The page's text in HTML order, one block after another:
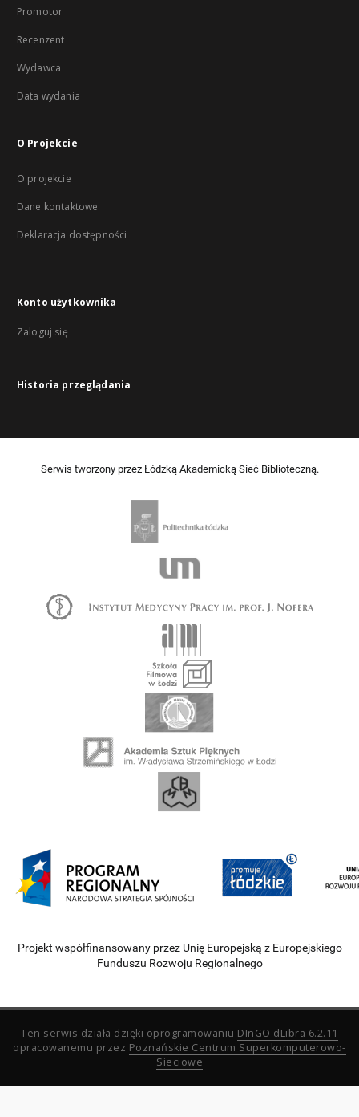
Promotor
Recenzent
Wydawca
Data wydania
O Projekcie
O projekcie
Dane kontaktowe
Deklaracja dostępności
Konto użytkownika
Zaloguj się
Historia przeglądania
Serwis tworzony przez Łódzką Akademicką Sieć Biblioteczną.
Projekt współfinansowany przez Unię Europejską z Europejskiego
Funduszu Rozwoju Regionalnego
Ten serwis działa dzięki oprogramowaniu DInGO dLibra 6.2.11
opracowanemu przez Poznańskie Centrum Superkomputerowo-
Sieciowe